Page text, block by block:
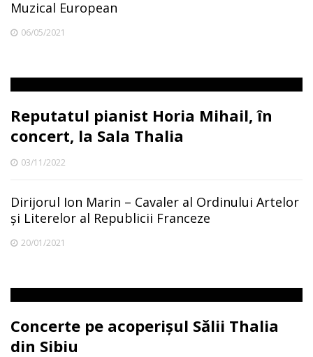
Muzical European
06/05/2021
Reputatul pianist Horia Mihail, în
concert, la Sala Thalia
03/11/2022
Dirijorul Ion Marin – Cavaler al Ordinului Artelor
și Literelor al Republicii Franceze
20/01/2021
Concerte pe acoperișul Sălii Thalia
din Sibiu